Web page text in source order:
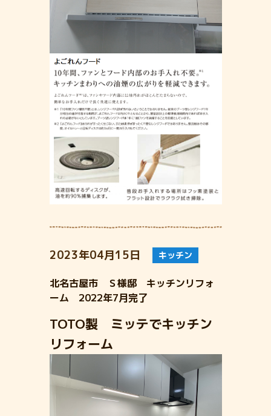
2023年04月15日 キッチン
北名古屋市 Ｓ様邸 キッチンリフォ
ーム 2022年7月完了
TOTO製 ミッテでキッチン
リフォーム